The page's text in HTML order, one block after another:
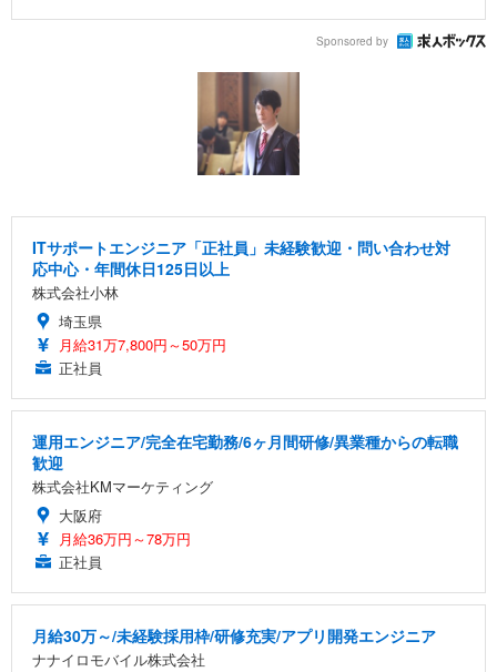
Sponsored by
ITサポートエンジニア「正社員」未経験歓迎・問い合わせ対
応中心・年間休日125日以上
株式会社小林
埼玉県
月給31万7,800円～50万円
正社員
運用エンジニア/完全在宅勤務/6ヶ月間研修/異業種からの転職
歓迎
株式会社KMマーケティング
大阪府
月給36万円～78万円
正社員
月給30万～/未経験採用枠/研修充実/アプリ開発エンジニア
ナナイロモバイル株式会社